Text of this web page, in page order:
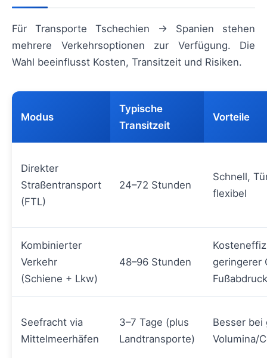
Für Transporte Tschechien → Spanien stehen
mehrere Verkehrsoptionen zur Verfügung. Die
Wahl beeinflusst Kosten, Transitzeit und Risiken.
Modus
Typische
Transitzeit
Vorteile
Direkter
Straßentransport
(FTL)
24–72 Stunden
Schnell,
flexibel
Kombinierter
Verkehr
(Schiene + Lkw)
48–96 Stunden
geringerer
Fußabdruck
Seefracht via
Mittelmeerhäfen
3–7 Tage (plus
Landtransporte)
Besser bei
Volumina/